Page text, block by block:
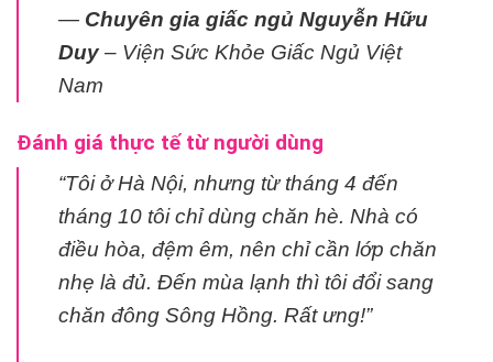
— Chuyên gia giấc ngủ Nguyễn Hữu
Duy – Viện Sức Khỏe Giấc Ngủ Việt
Nam
Đánh giá thực tế từ người dùng
“Tôi ở Hà Nội, nhưng từ tháng 4 đến
tháng 10 tôi chỉ dùng chăn hè. Nhà có
điều hòa, đệm êm, nên chỉ cần lớp chăn
nhẹ là đủ. Đến mùa lạnh thì tôi đổi sang
chăn đông Sông Hồng. Rất ưng!”